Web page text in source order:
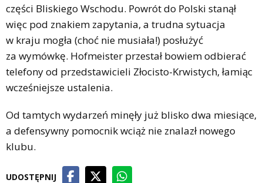
części Bliskiego Wschodu. Powrót do Polski stanął
więc pod znakiem zapytania, a trudna sytuacja
w kraju mogła (choć nie musiała!) posłużyć
za wymówkę. Hofmeister przestał bowiem odbierać
telefony od przedstawicieli Złocisto-Krwistych, łamiąc
wcześniejsze ustalenia.
Od tamtych wydarzeń minęły już blisko dwa miesiące,
a defensywny pomocnik wciąż nie znalazł nowego
klubu.
UDOSTĘPNIJ